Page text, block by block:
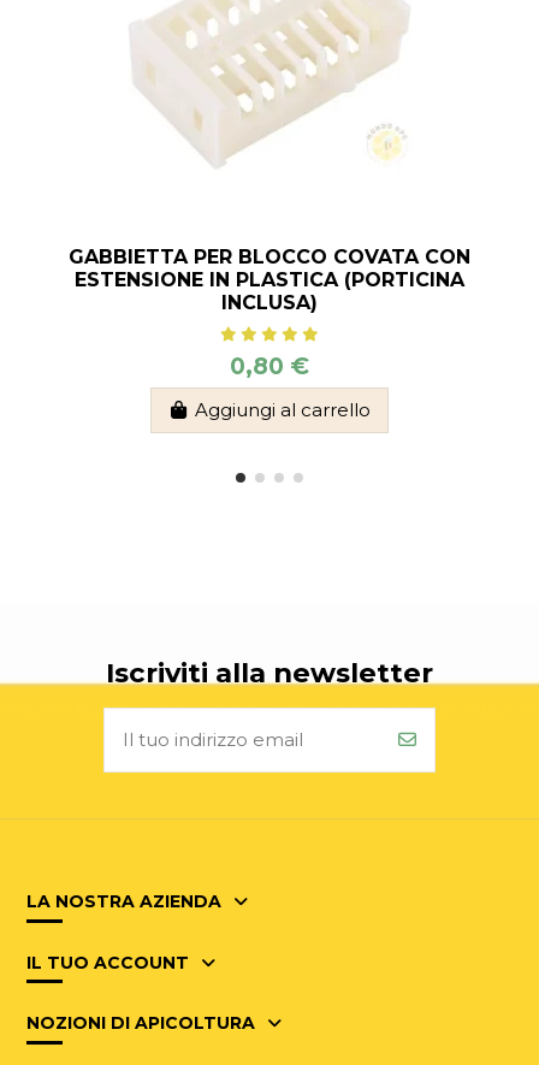
GABBIETTA PER BLOCCO COVATA CON
ESTENSIONE IN PLASTICA (PORTICINA
INCLUSA)
0,80 €
Aggiungi al carrello
Iscriviti alla newsletter
LA NOSTRA AZIENDA
IL TUO ACCOUNT
NOZIONI DI APICOLTURA